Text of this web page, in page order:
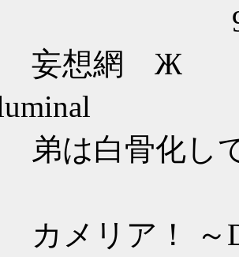
91
妄想網 Ж
は白骨化し
メリア！ ～